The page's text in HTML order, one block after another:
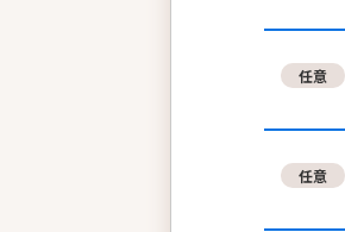
任意
任意